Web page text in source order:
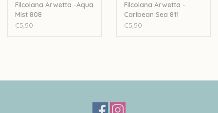
Filcolana Arwetta -Aqua
Mist 808
€5,50
Filcolana Arwetta -
Caribean Sea 811
€5,50